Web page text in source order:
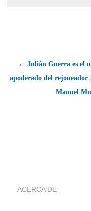
← Julián Guerra es el
apoderado del rejoneador
Manuel
ACERCA DE